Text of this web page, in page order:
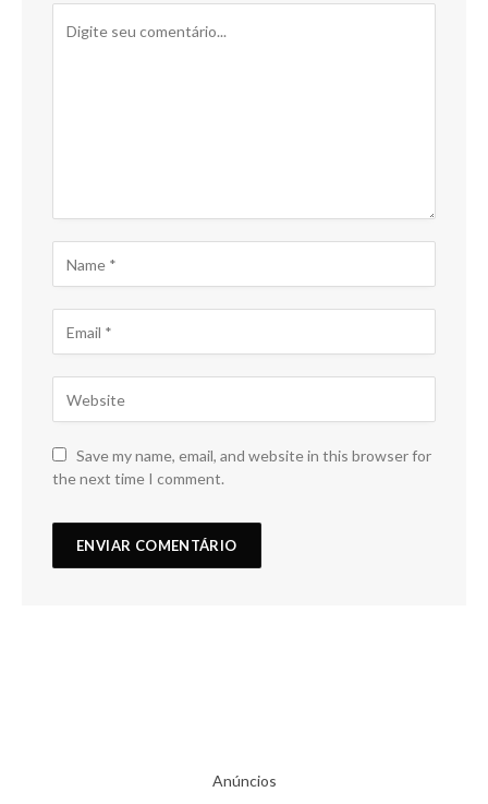
Save my name, email, and website in this browser for
the next time I comment.
Anúncios